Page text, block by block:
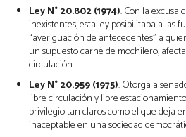
Ley N° 20.802 (1974). Con la excusa
inexistentes, esta ley posibilitaba a las
“averiguación de antecedentes” a
un supuesto carné de mochilero,
circulación.
Ley N° 20.959 (1975). Otorga a
libre circulación y libre
privilegio tan claros como el que deja
inaceptable en una sociedad